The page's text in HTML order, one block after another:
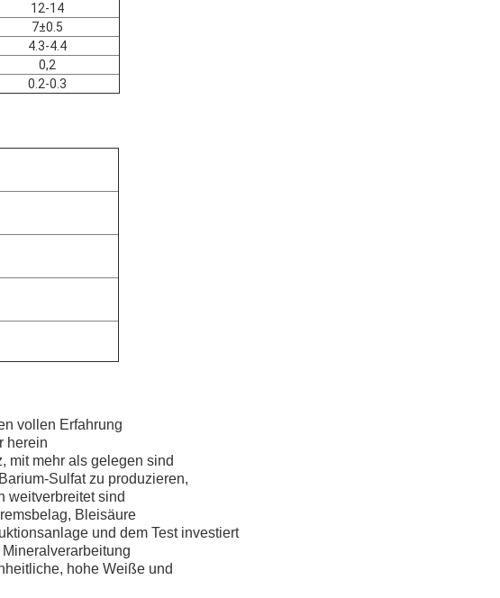
12-14
7±0.5
4.3-4.4
0,2
0.2-0.3
vollen Erfahrung
herein
mit mehr als gelegen sind
Sulfat zu produzieren,
weitverbreitet sind
Bleisäure
und dem Test investiert
hohe Weiße und